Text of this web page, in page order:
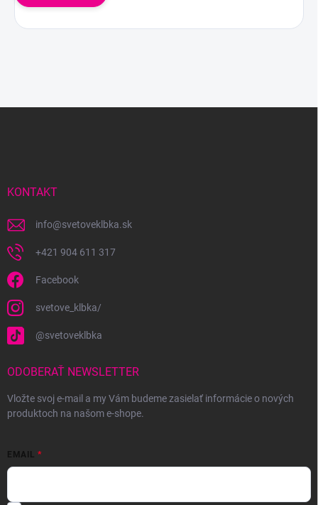
KONTAKT
info@svetoveklbka.sk
+421 904 611 317
Facebook
svetove_klbka/
@svetoveklbka
ODOBERAŤ NEWSLETTER
Vložte svoj e-mail a my Vám budeme zasielať informácie o nových
produktoch na našom e-shope.
EMAIL